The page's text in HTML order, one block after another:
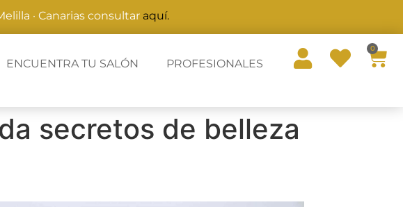
· Canarias consultar aquí.
ENCUENTRA TU SALÓN PROFESIONALES
0
secretos de belleza